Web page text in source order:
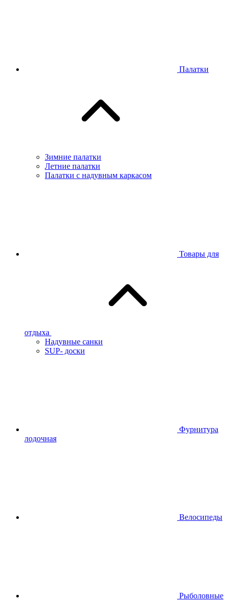
Палатки
Зимние палатки
Летние палатки
Палатки с надувным каркасом
Товары для
отдыха
Надувные санки
SUP- доски
Фурнитура
лодочная
Велосипеды
Рыболовные